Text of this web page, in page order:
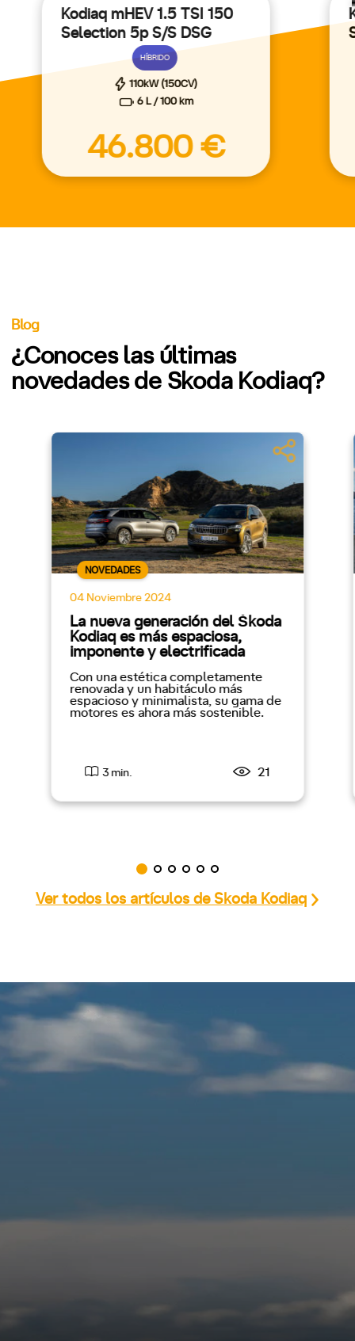
Kodiaq mHEV 1.5 TSI 150
Selection 5p S/S DSG
HÍBRIDO
110kW (150CV)
6 L / 100 km
46.800 €
Blog
¿Conoces las últimas
novedades de Skoda Kodiaq?
NOVEDADES
04 Noviembre 2024
La nueva generación del Škoda
Kodiaq es más espaciosa,
imponente y electrificada
Con una estética completamente
renovada y un habitáculo más
espacioso y minimalista, su gama de
motores es ahora más sostenible.
3 min. 21
Ver todos los artículos de Skoda Kodiaq